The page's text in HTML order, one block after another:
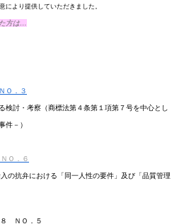
より提供していただきました。
方は…
Ｏ．３
討・考察（商標法第４条第１項第７号を中心とし
件－）
Ｏ．６
抗弁における「同一人性の要件」及び「品質管理
８ ＮＯ．５